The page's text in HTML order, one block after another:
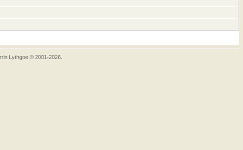
Lythgoe © 2001-2026.